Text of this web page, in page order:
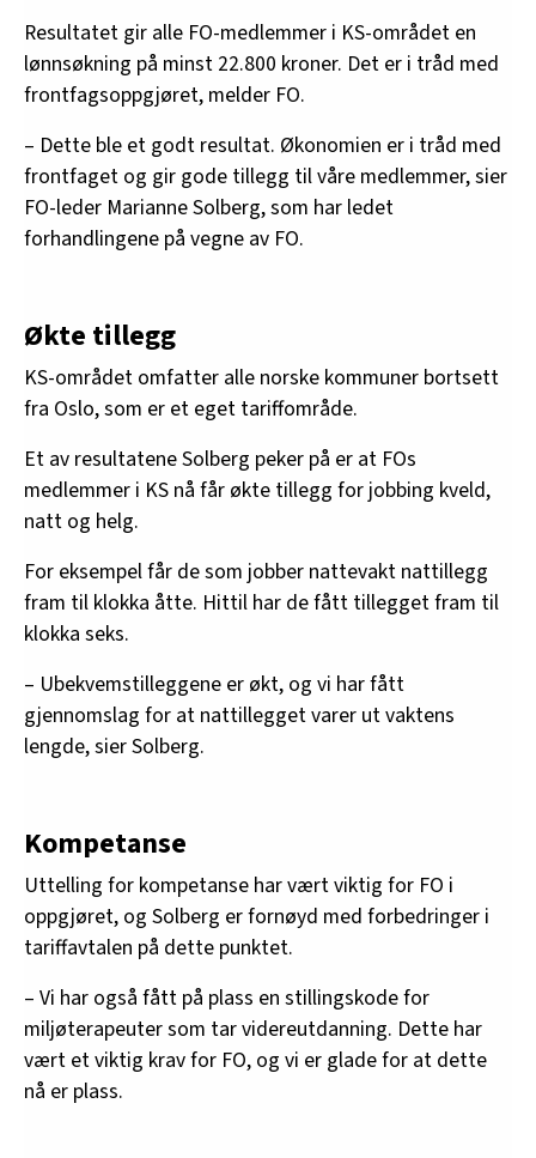
Resultatet gir alle FO-medlemmer i KS-området en
lønnsøkning på minst 22.800 kroner. Det er i tråd med
frontfagsoppgjøret, melder FO.
– Dette ble et godt resultat. Økonomien er i tråd med
frontfaget og gir gode tillegg til våre medlemmer, sier
FO-leder Marianne Solberg, som har ledet
forhandlingene på vegne av FO.
Økte tillegg
KS-området omfatter alle norske kommuner bortsett
fra Oslo, som er et eget tariffområde.
Et av resultatene Solberg peker på er at FOs
medlemmer i KS nå får økte tillegg for jobbing kveld,
natt og helg.
For eksempel får de som jobber nattevakt nattillegg
fram til klokka åtte. Hittil har de fått tillegget fram til
klokka seks.
– Ubekvemstilleggene er økt, og vi har fått
gjennomslag for at nattillegget varer ut vaktens
lengde, sier Solberg.
Kompetanse
Uttelling for kompetanse har vært viktig for FO i
oppgjøret, og Solberg er fornøyd med forbedringer i
tariffavtalen på dette punktet.
– Vi har også fått på plass en stillingskode for
miljøterapeuter som tar videreutdanning. Dette har
vært et viktig krav for FO, og vi er glade for at dette
nå er plass.